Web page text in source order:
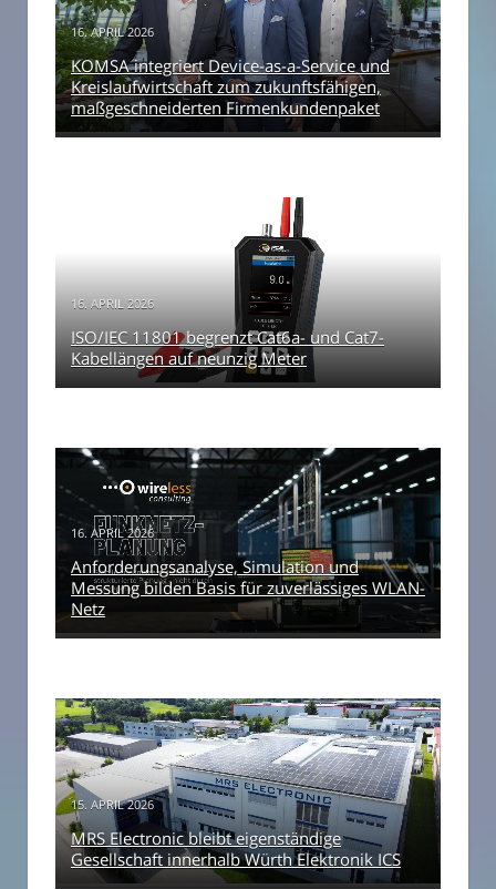
16. APRIL 2026
KOMSA integriert Device-as-a-Service und
Kreislaufwirtschaft zum zukunftsfähigen,
maßgeschneiderten Firmenkundenpaket
16. APRIL 2026
ISO/IEC 11801 begrenzt Cat6a- und Cat7-
Kabellängen auf neunzig Meter
16. APRIL 2026
Anforderungsanalyse, Simulation und
Messung bilden Basis für zuverlässiges WLAN-
Netz
15. APRIL 2026
MRS Electronic bleibt eigenständige
Gesellschaft innerhalb Würth Elektronik ICS